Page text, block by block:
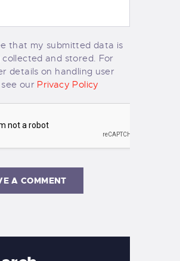
that my submitted data is
collected and stored. For
details on handling user
our Privacy Policy